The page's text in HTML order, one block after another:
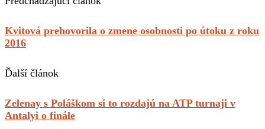
Kvitová prehovorila o zmene osobnosti po útoku z roku
2016
Ďalší článok
Zelenay s Poláškom si to rozdajú na ATP turnaji v
Antalyi o finále